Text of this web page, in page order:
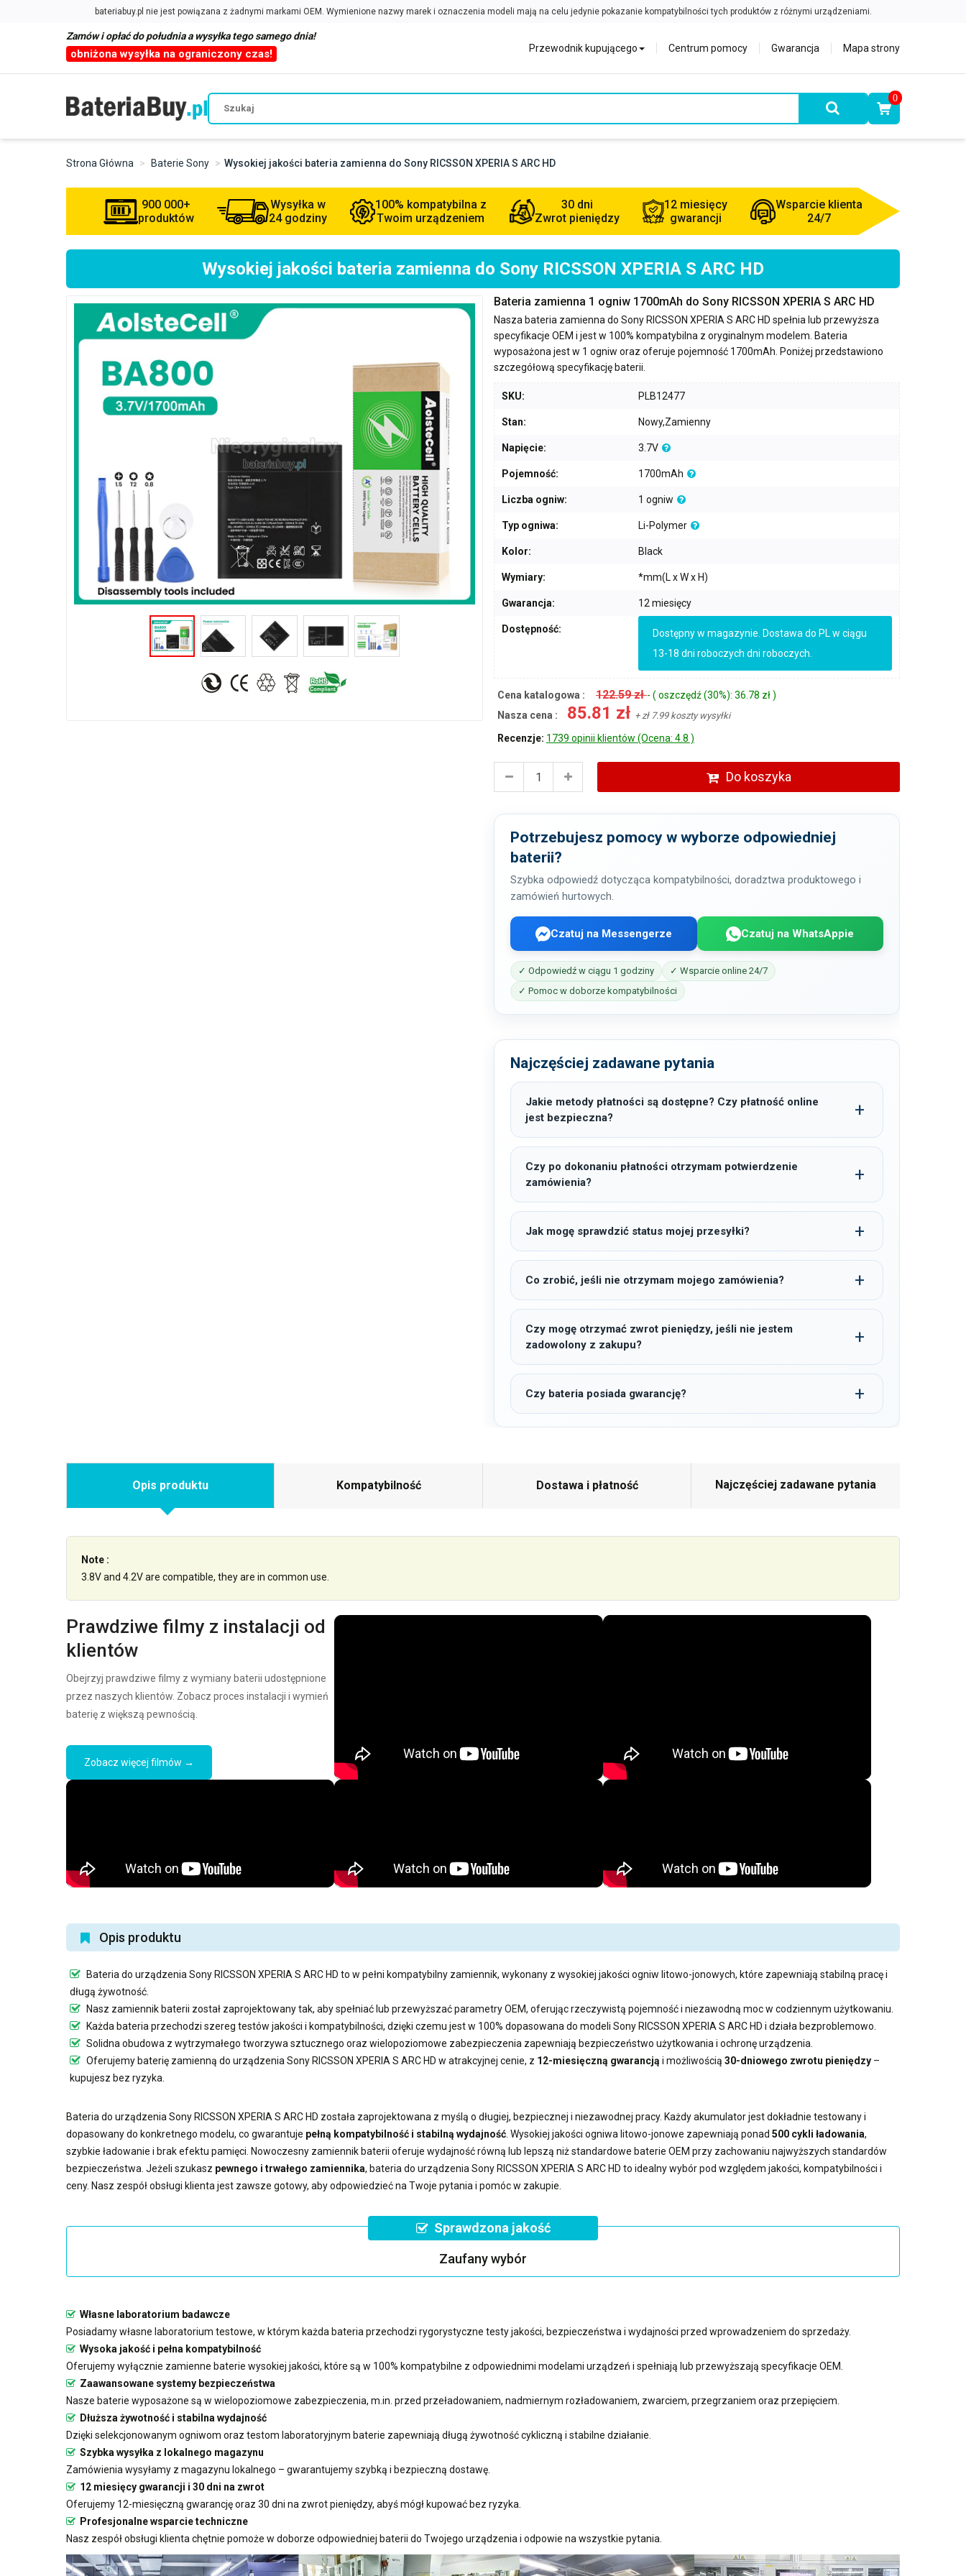
Zamów i opłać do południa a wysyłka tego samego dnia!
obniżona wysyłka na ograniczony czas! Przewodnik kupującego Centrum pomocy Gwarancja Mapa strony
0
Strona Główna Baterie Sony Wysokiej jakości bateria zamienna do Sony RICSSON XPERIA S ARC HD
900 000+
produktów
Wysyłka w
24 godziny
100% kompatybilna z
Twoim urządzeniem
30 dni
Zwrot pieniędzy
12 miesięcy
gwarancji
Wsparcie klienta
24/7
Wysokiej jakości bateria zamienna do Sony RICSSON XPERIA S ARC HD
Bateria zamienna 1 ogniw 1700mAh do Sony RICSSON XPERIA S ARC HD
Nasza bateria zamienna do Sony RICSSON XPERIA S ARC HD spełnia lub przewyższa
specyfikacje OEM i jest w 100% kompatybilna z oryginalnym modelem. Bateria
wyposażona jest w 1 ogniw oraz oferuje pojemność 1700mAh . Poniżej przedstawiono
szczegółową specyfikację baterii.
SKU: PLB12477
Stan: Nowy,Zamienny
Napięcie: 3.7V
Pojemność: 1700mAh
Liczba ogniw: 1 ogniw
Typ ogniwa: Li-Polymer
Kolor: Black
Wymiary: *mm(L x W x H)
Gwarancja: 12 miesięcy
Dostępność:
Dostępny w magazynie. Dostawa do PL w ciągu
13-18 dni roboczych dni roboczych.
Cena katalogowa : 122.59 zł- ( oszczędź (30%): 36.78 zł )
Nasza cena :
85.81 zł + zł 7.99 koszty wysyłki
Recenzje: 1739 opinii klientów (Ocena: 4.8 )
Do koszyka
Potrzebujesz pomocy w wyborze odpowiedniej
baterii?
Szybka odpowiedź dotycząca kompatybilności, doradztwa produktowego i
zamówień hurtowych.
Czatuj na Messengerze Czatuj na WhatsAppie
✓ Odpowiedź w ciągu 1 godziny
✓ Wsparcie online 24/7
✓ Pomoc w doborze kompatybilności
Najczęściej zadawane pytania
Jakie metody płatności są dostępne? Czy płatność online
jest bezpieczna?
Czy po dokonaniu płatności otrzymam potwierdzenie
zamówienia?
Jak mogę sprawdzić status mojej przesyłki?
Co zrobić, jeśli nie otrzymam mojego zamówienia?
Czy mogę otrzymać zwrot pieniędzy, jeśli nie jestem
zadowolony z zakupu?
Czy bateria posiada gwarancję?
Opis produktu Kompatybilność Dostawa i płatność Najczęściej zadawane pytania
Note :
3.8V and 4.2V are compatible, they are in common use.
Prawdziwe filmy z instalacji od
klientów
Obejrzyj prawdziwe filmy z wymiany baterii udostępnione
przez naszych klientów. Zobacz proces instalacji i wymień
baterię z większą pewnością.
Zobacz więcej filmów →
Opis produktu
Bateria do urządzenia Sony RICSSON XPERIA S ARC HD to w pełni kompatybilny zamiennik, wykonany z wysokiej jakości ogniw litowo-jonowych, które zapewniają stabilną pracę i
długą żywotność.
Nasz zamiennik baterii został zaprojektowany tak, aby spełniać lub przewyższać parametry OEM, oferując rzeczywistą pojemność i niezawodną moc w codziennym użytkowaniu.
Każda bateria przechodzi szereg testów jakości i kompatybilności, dzięki czemu jest w 100% dopasowana do modeli Sony RICSSON XPERIA S ARC HD i działa bezproblemowo.
Solidna obudowa z wytrzymałego tworzywa sztucznego oraz wielopoziomowe zabezpieczenia zapewniają bezpieczeństwo użytkowania i ochronę urządzenia.
Oferujemy baterię zamienną do urządzenia Sony RICSSON XPERIA S ARC HD w atrakcyjnej cenie, z 12-miesięczną gwarancją i możliwością 30-dniowego zwrotu pieniędzy –
kupujesz bez ryzyka.
Bateria do urządzenia Sony RICSSON XPERIA S ARC HD została zaprojektowana z myślą o długiej, bezpiecznej i niezawodnej pracy. Każdy akumulator jest dokładnie testowany i
dopasowany do konkretnego modelu, co gwarantuje pełną kompatybilność i stabilną wydajność . Wysokiej jakości ogniwa litowo-jonowe zapewniają ponad 500 cykli ładowania,
szybkie ładowanie i brak efektu pamięci. Nowoczesny zamiennik baterii oferuje wydajność równą lub lepszą niż standardowe baterie OEM przy zachowaniu najwyższych standardów
bezpieczeństwa. Jeżeli szukasz pewnego i trwałego zamiennika, bateria do urządzenia Sony RICSSON XPERIA S ARC HD to idealny wybór pod względem jakości, kompatybilności i
ceny. Nasz zespół obsługi klienta jest zawsze gotowy, aby odpowiedzieć na Twoje pytania i pomóc w zakupie.
Sprawdzona jakość
Zaufany wybór
Własne laboratorium badawcze
Posiadamy własne laboratorium testowe, w którym każda bateria przechodzi rygorystyczne testy jakości, bezpieczeństwa i wydajności przed wprowadzeniem do sprzedaży.
Wysoka jakość i pełna kompatybilność
Oferujemy wyłącznie zamienne baterie wysokiej jakości, które są w 100% kompatybilne z odpowiednimi modelami urządzeń i spełniają lub przewyższają specyfikacje OEM.
Zaawansowane systemy bezpieczeństwa
Nasze baterie wyposażone są w wielopoziomowe zabezpieczenia, m.in. przed przeładowaniem, nadmiernym rozładowaniem, zwarciem, przegrzaniem oraz przepięciem.
Dłuższa żywotność i stabilna wydajność
Dzięki selekcjonowanym ogniwom oraz testom laboratoryjnym baterie zapewniają długą żywotność cykliczną i stabilne działanie.
Szybka wysyłka z lokalnego magazynu
Zamówienia wysyłamy z magazynu lokalnego – gwarantujemy szybką i bezpieczną dostawę.
12 miesięcy gwarancji i 30 dni na zwrot
Oferujemy 12-miesięczną gwarancję oraz 30 dni na zwrot pieniędzy, abyś mógł kupować bez ryzyka.
Profesjonalne wsparcie techniczne
Nasz zespół obsługi klienta chętnie pomoże w doborze odpowiedniej baterii do Twojego urządzenia i odpowie na wszystkie pytania.